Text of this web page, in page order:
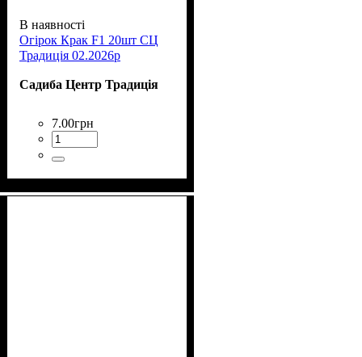
В наявності
Огірок Крак F1 20шт СЦ
Традиція 02.2026р
Садиба Центр Традиція
7.00грн